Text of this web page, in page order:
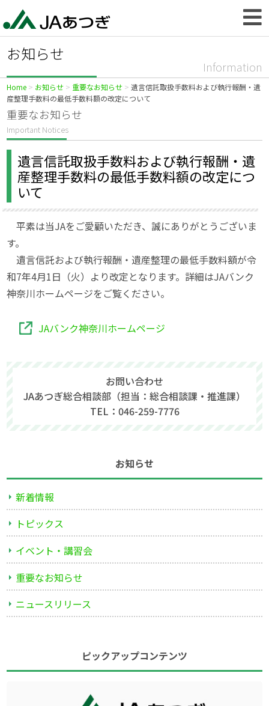
お知らせ
Information
Home お知らせ 重要なお知らせ
遺言信託取扱手数料および執行報酬・遺
産整理手数料の最低手数料額の改定について
重要なお知らせ
Important Notices
遺言信託取扱手数料および執行報酬・遺
産整理手数料の最低手数料額の改定につ
いて
平素は当JAをご愛顧いただき、誠にありがとうございま
す。
遺言信託および執行報酬・遺産整理の最低手数料額が令
和7年4月1日（火）より改定となります。詳細はJAバンク
神奈川ホームページをご覧ください。
JAバンク神奈川ホームページ
お問い合わせ
JAあつぎ総合相談部（担当：総合相談課・推進課）
TEL：046-259-7776
お知らせ
新着情報
トピックス
イベント・講習会
重要なお知らせ
ニュースリリース
ピックアップコンテンツ